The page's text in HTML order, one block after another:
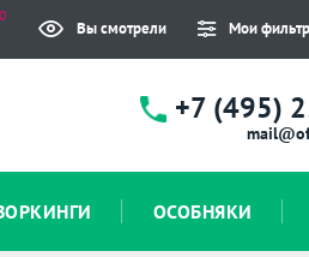
0
Вы смотрели Мои
+7 (495)
ОСОБНЯКИ